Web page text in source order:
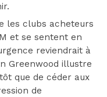
les clubs acheteurs
et se sentent en
reviendrait à
Greenwood illustre
que de céder aux
de